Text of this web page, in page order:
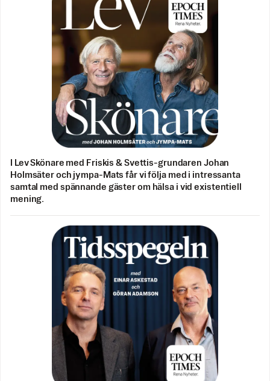
I Lev Skönare med Friskis & Svettis-grundaren Johan
Holmsäter och jympa-Mats får vi följa med i intressanta
samtal med spännande gäster om hälsa i vid existentiell
mening.